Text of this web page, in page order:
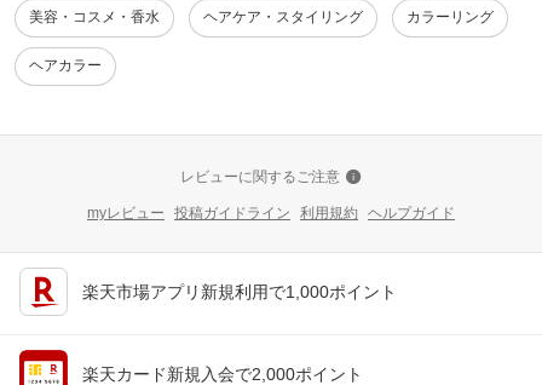
美容・コスメ・香水 ヘアケア・スタイリング カラーリング
ヘアカラー
レビューに関するご注意
myレビュー 投稿ガイドライン 利用規約 ヘルプガイド
楽天市場アプリ新規利用で1,000ポイント
楽天カード新規入会で2,000ポイント